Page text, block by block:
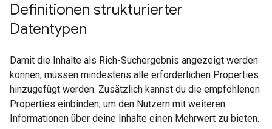
Definitionen strukturierter
Datentypen
Damit die Inhalte als Rich-Suchergebnis angezeigt werden
können, müssen mindestens alle erforderlichen Properties
hinzugefügt werden. Zusätzlich kannst du die empfohlenen
Properties einbinden, um den Nutzern mit weiteren
Informationen über deine Inhalte einen Mehrwert zu bieten.